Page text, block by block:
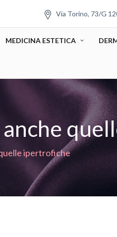
Via Torino, 73/G
MEDICINA ESTETICA
ipertrofiche